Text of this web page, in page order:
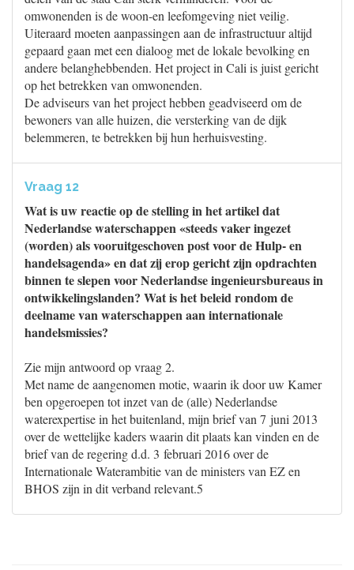
omwonenden is de woon-en leefomgeving niet veilig.
Uiteraard moeten aanpassingen aan de infrastructuur altijd
gepaard gaan met een dialoog met de lokale bevolking en
andere belanghebbenden. Het project in Cali is juist gericht
op het betrekken van omwonenden.
De adviseurs van het project hebben geadviseerd om de
bewoners van alle huizen, die versterking van de dijk
belemmeren, te betrekken bij hun herhuisvesting.
Vraag 12
Wat is uw reactie op de stelling in het artikel dat
Nederlandse waterschappen «steeds vaker ingezet
(worden) als vooruitgeschoven post voor de Hulp- en
handelsagenda» en dat zij erop gericht zijn opdrachten
binnen te slepen voor Nederlandse ingenieursbureaus in
ontwikkelingslanden? Wat is het beleid rondom de
deelname van waterschappen aan internationale
handelsmissies?
Zie mijn antwoord op vraag 2.
Met name de aangenomen motie, waarin ik door uw Kamer
ben opgeroepen tot inzet van de (alle) Nederlandse
waterexpertise in het buitenland, mijn brief van 7 juni 2013
over de wettelijke kaders waarin dit plaats kan vinden en de
brief van de regering d.d. 3 februari 2016 over de
Internationale Waterambitie van de ministers van EZ en
BHOS zijn in dit verband relevant.5